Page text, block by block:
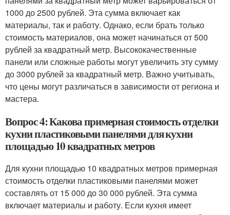
1000 до 2500 рублей. Эта сумма включает как
материалы, так и работу. Однако, если брать только
стоимость материалов, она может начинаться от 500
рублей за квадратный метр. Высококачественные
панели или сложные работы могут увеличить эту сумму
до 3000 рублей за квадратный метр. Важно учитывать,
что цены могут различаться в зависимости от региона и
мастера.
Вопрос 4: Какова примерная стоимость отделки
кухни пластиковыми панелями для кухни
площадью 10 квадратных метров
Для кухни площадью 10 квадратных метров примерная
стоимость отделки пластиковыми панелями может
составлять от 15 000 до 30 000 рублей. Эта сумма
включает материалы и работу. Если кухня имеет